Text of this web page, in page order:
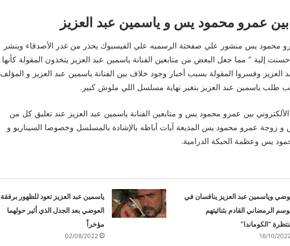
بين عمرو محمود يس و ياسمين عبد العزيز
محمود يس منشور علي صفحتة الرسميه علي الفيسبوك يحذر من غدر الأصدقاء وينشر
إلية ” مما جعل البعض من متابعين الفنانة ياسمين عبد العزيز يتخذون المقولة كأنها
العزيز وفسروا المقولة بسبب أخبار وجود خلاف بين الفنانة ياسمين عبد العزيز و المؤلف
ياسمين عبد العزيز بتغير نهاية مسلسل اللي ملوش كبير.
بين عمرو محمود يس و متابعين الفنانة ياسمين عبد العزيز عند تعليق كل من
و زوجة عمرو محمود يس المذيعة آيات أباظه بالإشادة بالمسلسل وخصوصا السيناريو و
يس وعظمة الحبكة الدرامية.
وياسمين عبد العزيز ينافسان في
الرمضاني القادم بثنائيتهم
“الكوماندا”
16/10/
ياسمين عبد العزيز تعود للظهور برفقة
العوضي بعد الجدل الذي أثير حولهما
مؤخراً
02/08/2022